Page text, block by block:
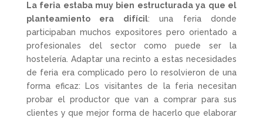
La feria estaba muy bien estructurada ya que el
planteamiento era difícil: una feria donde
participaban muchos expositores pero orientado a
profesionales del sector como puede ser la
hostelería. Adaptar una recinto a estas necesidades
de feria era complicado pero lo resolvieron de una
forma eficaz: Los visitantes de la feria necesitan
probar el productor que van a comprar para sus
clientes y que mejor forma de hacerlo que elaborar